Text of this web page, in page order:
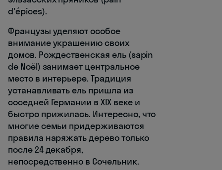
d'épices).
Французы уделяют особое
внимание украшению своих
домов. Рождественская ель (sapin
de Noël) занимает центральное
место в интерьере. Традиция
устанавливать ель пришла из
соседней Германии в XIX веке и
быстро прижилась. Интересно, что
многие семьи придерживаются
правила наряжать дерево только
после 24 декабря,
непосредственно в Сочельник.